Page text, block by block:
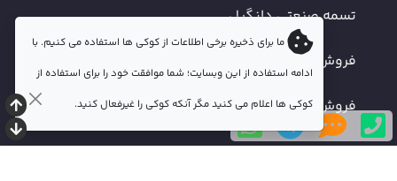
تسمه صنعتی دانگیل
فروش تسمه دندانه دار
فروش تسمه صنعتی اصفهان
ما برای ذخیره برخی اطلاعات از کوکی ها استفاده می کنیم. با
ادامه استفاده از این وبسایت؛ شما موافقت خود را برای استفاده از
کوکی ها اعلام می کنید مگر آنکه کوکی را غیرفعال کنید.